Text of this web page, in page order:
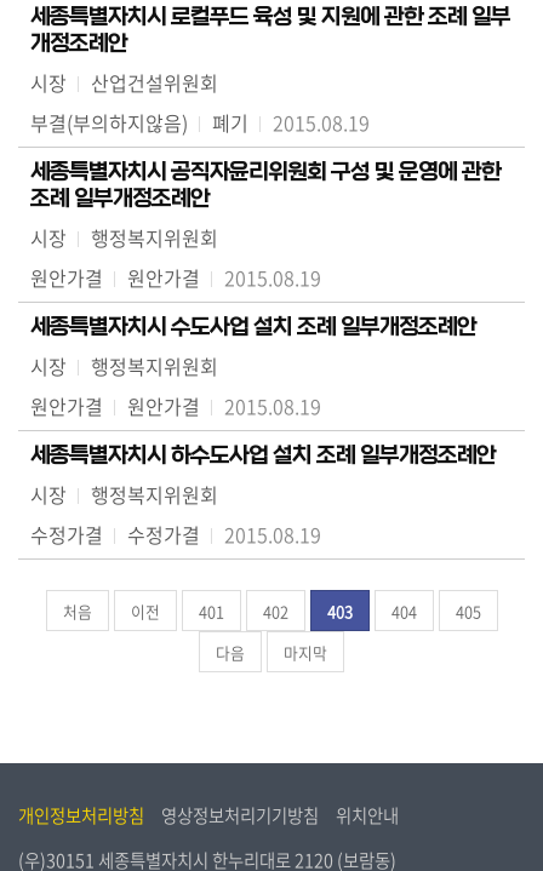
세종특별자치시 로컬푸드 육성 및 지원에 관한 조례 일부
개정조례안
시장
산업건설위원회
부결(부의하지않음)
폐기 2015.08.19
세종특별자치시 공직자윤리위원회 구성 및 운영에 관한
조례 일부개정조례안
시장
행정복지위원회
원안가결
원안가결 2015.08.19
세종특별자치시 수도사업 설치 조례 일부개정조례안
시장
행정복지위원회
원안가결
원안가결 2015.08.19
세종특별자치시 하수도사업 설치 조례 일부개정조례안
시장
행정복지위원회
수정가결
수정가결 2015.08.19
처음 이전 401 402 403 404
405
다음
마지막
개인정보처리방침 영상정보처리기기방침
위치안내
(우)30151 세종특별자치시 한누리대로 2120 (보람동)